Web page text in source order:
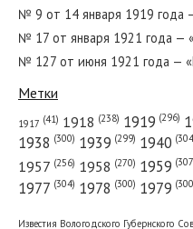
№ 23 от января 1974 года
№ 9 от 14 января 1919 года
№ 17 от января 1921 года —
№ 127 от июня 1921 года —
Метки
1917 (41) 1918 (238) 1919 (296)
1938 (300) 1939 (299) 1940
1957 (256) 1958 (270) 1959
1977 (304) 1978 (300) 1979
Известия Вологодского Губернского